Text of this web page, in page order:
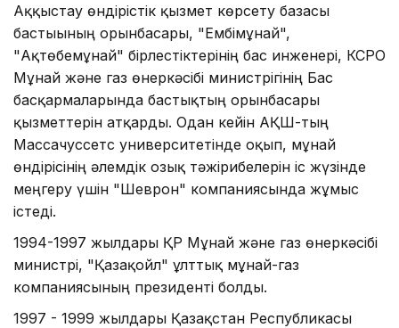
Аққыстау өндірістік қызмет көрсету базасы
бастығының орынбасары, "Ембімұнай",
"Ақтөбемұнай" бірлестіктерінің бас инженері, КСРО
Мұнай және газ өнеркәсібі министрігінің Бас
басқармаларында бастықтың орынбасары
қызметтерін атқарды. Одан кейін АҚШ-тың
Массачуссетс университетінде оқып, мұнай
өндірісінің әлемдік озық тәжірибелерін іс жүзінде
меңгеру үшін "Шеврон" компаниясында жұмыс
істеді.
1994-1997 жылдары ҚР Мұнай және газ өнеркәсібі
министрі, "Қазақойл" ұлттық мұнай-газ
компаниясының президенті болды.
1997 - 1999 жылдары Қазақстан Республикасы